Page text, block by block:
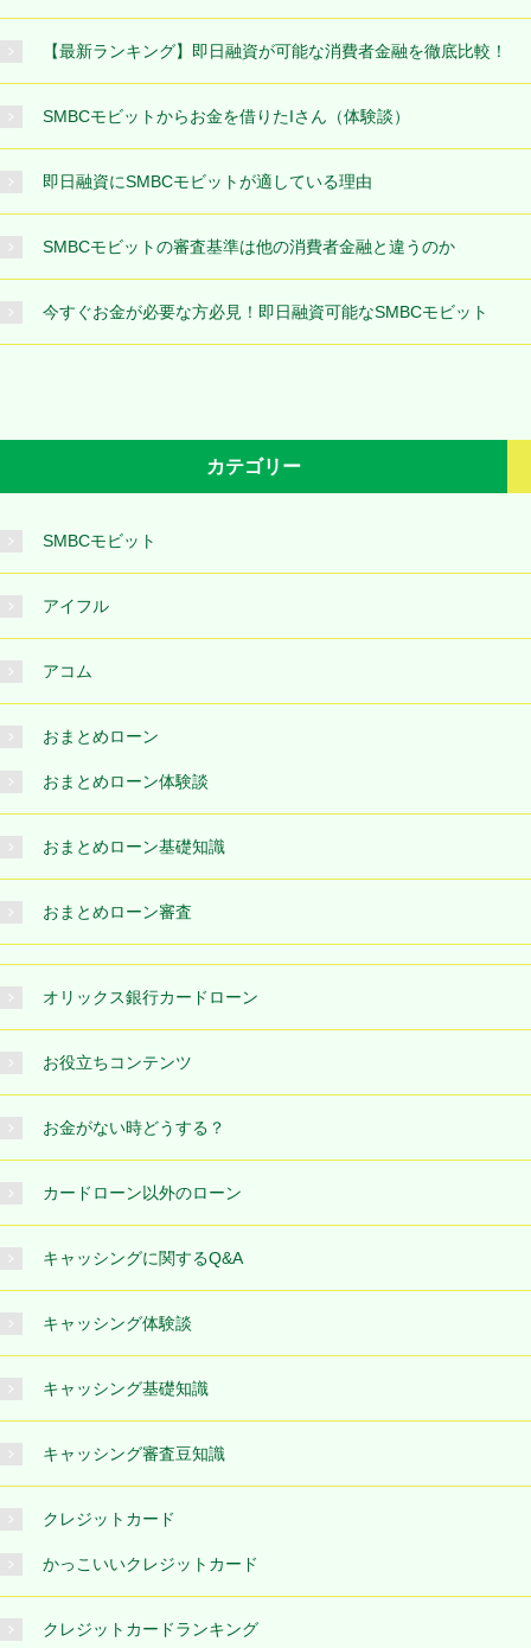
【最新ランキング】即日融資が可能な消費者金融を徹底比較！
SMBCモビットからお金を借りたIさん（体験談）
即日融資にSMBCモビットが適している理由
SMBCモビットの審査基準は他の消費者金融と違うのか
今すぐお金が必要な方必見！即日融資可能なSMBCモビット
カテゴリー
SMBCモビット
アイフル
アコム
おまとめローン
おまとめローン体験談
おまとめローン基礎知識
おまとめローン審査
オリックス銀行カードローン
お役立ちコンテンツ
お金がない時どうする？
カードローン以外のローン
キャッシングに関するQ&A
キャッシング体験談
キャッシング基礎知識
キャッシング審査豆知識
クレジットカード
かっこいいクレジットカード
クレジットカードランキング